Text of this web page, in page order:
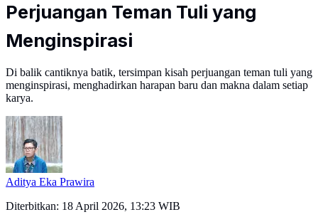
Perjuangan Teman Tuli yang
Menginspirasi
Di balik cantiknya batik, tersimpan kisah perjuangan teman tuli yang
menginspirasi, menghadirkan harapan baru dan makna dalam setiap
karya.
Aditya Eka Prawira
Diterbitkan: 18 April 2026, 13:23 WIB